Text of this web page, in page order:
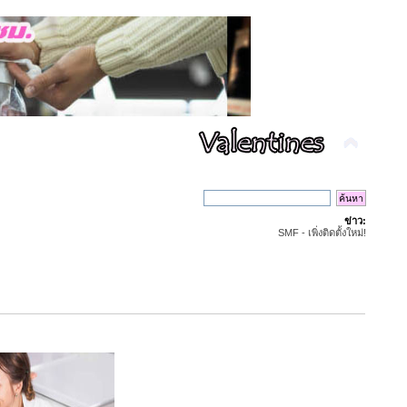
ข่าว:
SMF - เพิ่งติดตั้งใหม่!